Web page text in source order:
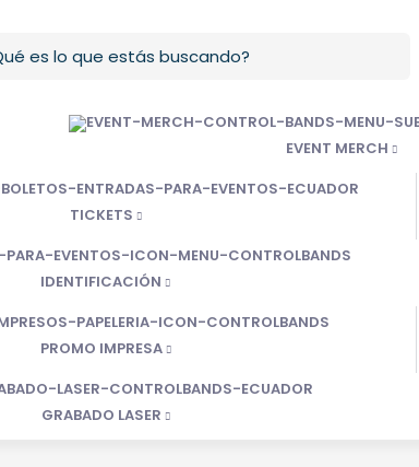
EVENT MERCH
TICKETS
IDENTIFICACIÓN
PROMO IMPRESA
GRABADO LASER